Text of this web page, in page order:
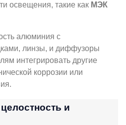
освещения, такие как МЭК
алюминия с
линзы, и диффузоры
интегрировать другие
коррозии или
и